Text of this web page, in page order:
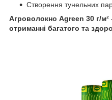
Створення тунельних
Агроволокно Agreen 30 г/
отриманні багатого та